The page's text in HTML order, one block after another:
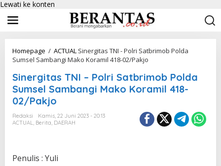
Lewati ke konten
Homepage / ACTUAL Sinergitas TNI - Polri Satbrimob Polda
Sumsel Sambangi Mako Koramil 418-02/Pakjo
Sinergitas TNI – Polri Satbrimob Polda
Sumsel Sambangi Mako Koramil 418-
02/Pakjo
Redaksi
Kamis, 22 Juni 2023 - 20:13
ACTUAL, Berita, DAERAH
Penulis : Yuli